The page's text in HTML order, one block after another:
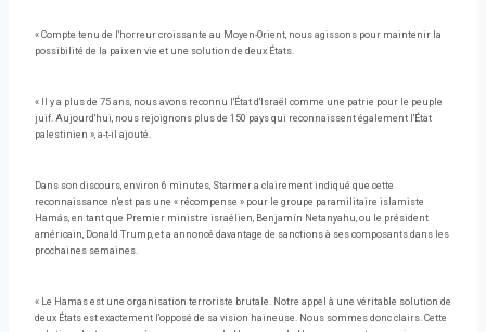
« Compte tenu de l'horreur croissante au Moyen-Orient, nous agissons pour maintenir la
possibilité de la paix en vie et une solution de deux États.
« Il y a plus de 75 ans, nous avons reconnu l'État d'Israël comme une patrie pour le peuple
juif. Aujourd'hui, nous rejoignons plus de 150 pays qui reconnaissent également l'État
palestinien », a-t-il ajouté.
Dans son discours, environ 6 minutes, Starmer a clairement indiqué que cette
reconnaissance n'est pas une « récompense » pour le groupe paramilitaire islamiste
Hamás, en tant que Premier ministre israélien, Benjamín Netanyahu, ou le président
américain, Donald Trump, et a annoncé davantage de sanctions à ses composants dans les
prochaines semaines.
« Le Hamas est une organisation terroriste brutale. Notre appel à une véritable solution de
deux États est exactement l'opposé de sa vision haineuse. Nous sommes donc clairs. Cette